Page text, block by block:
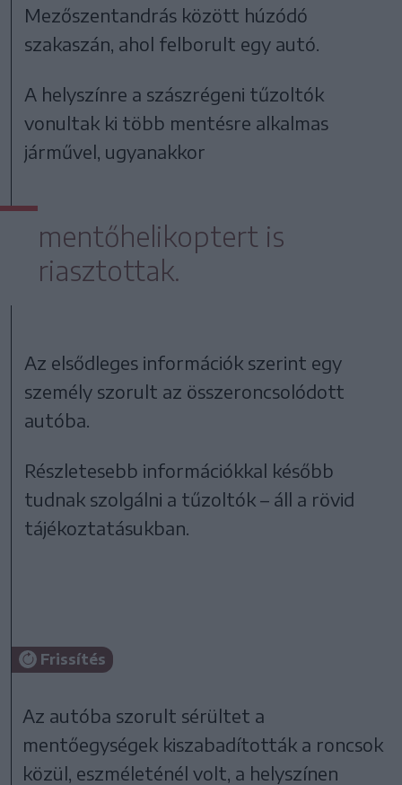
Mezőszentandrás között húzódó
szakaszán, ahol felborult egy autó.
A helyszínre a szászrégeni tűzoltók
vonultak ki több mentésre alkalmas
járművel, ugyanakkor
mentőhelikoptert is
riasztottak.
Az elsődleges információk szerint egy
személy szorult az összeroncsolódott
autóba.
Részletesebb információkkal később
tudnak szolgálni a tűzoltók – áll a rövid
tájékoztatásukban.
Frissítés
Az autóba szorult sérültet a
mentőegységek kiszabadították a roncsok
közül, eszméleténél volt, a helyszínen